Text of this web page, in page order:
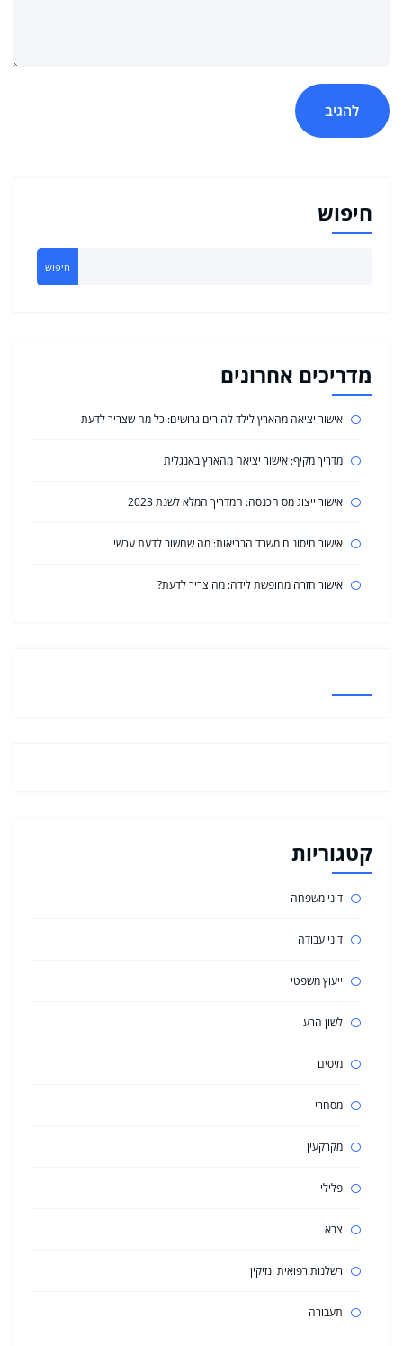
חיפוש
חיפוש
מדריכים אחרונים
אישור יציאה מהארץ לילד להורים גרושים: כל מה שצריך לדעת
מדריך מקיף: אישור יציאה מהארץ באנגלית
אישור ייצוג מס הכנסה: המדריך המלא לשנת 2023
אישור חיסונים משרד הבריאות: מה שחשוב לדעת עכשיו
אישור חזרה מחופשת לידה: מה צריך לדעת?
קטגוריות
דיני משפחה
דיני עבודה
ייעוץ משפטי
לשון הרע
מיסים
מסחרי
מקרקעין
פלילי
צבא
רשלנות רפואית ונזיקין
תעבורה